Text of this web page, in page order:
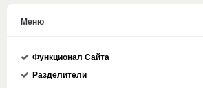
Меню
Функционал Сайта
Разделители